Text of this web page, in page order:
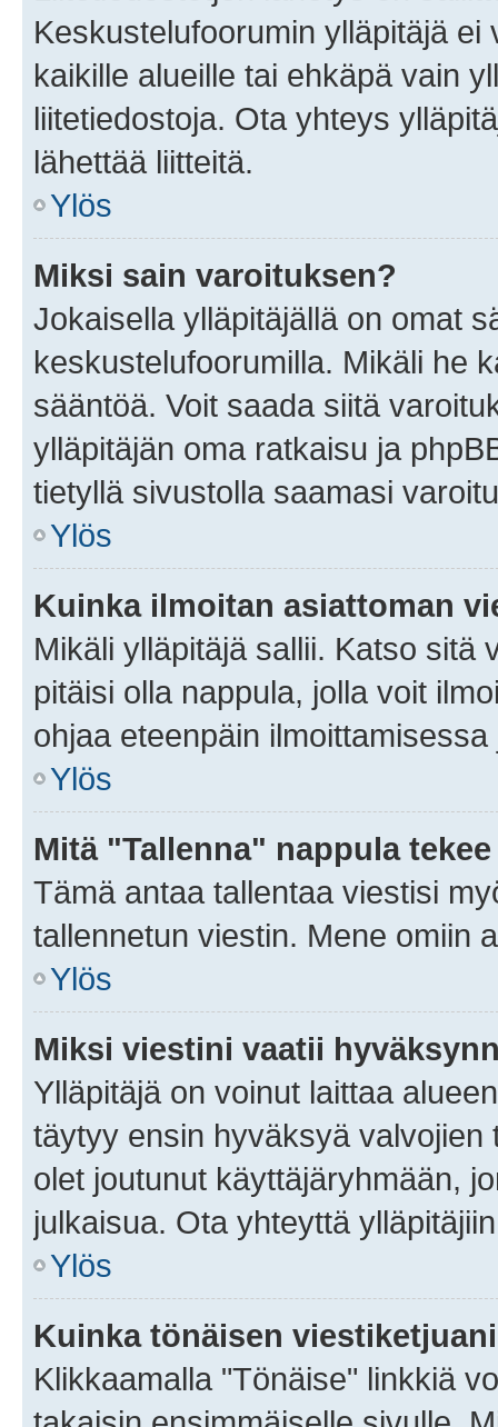
Keskustelufoorumin ylläpitäjä
kaikille alueille tai ehkäpä vain
liitetiedostoja. Ota yhteys
lähettää liitteitä.
Ylös
Miksi sain varoituksen?
Jokaisella ylläpitäjällä on omat
keskustelufoorumilla. Mikäli he
sääntöä. Voit saada siitä
ylläpitäjän oma ratkaisu ja
tietyllä sivustolla saamasi
Ylös
Kuinka ilmoitan asiattoman
Mikäli ylläpitäjä sallii. Katso sitä
pitäisi olla nappula, jolla voit
ohjaa eteenpäin
Ylös
Mitä "Tallenna" nappula
Tämä antaa tallentaa viestisi
tallennetun viestin. Mene omiin
Ylös
Miksi viestini vaatii
Ylläpitäjä on voinut laittaa
täytyy ensin hyväksyä
olet joutunut käyttäjäryhmään,
julkaisua. Ota yhteyttä
Ylös
Kuinka tönäisen
Klikkaamalla "Tönäise" linkkiä